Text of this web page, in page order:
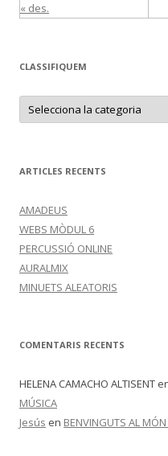
« des.
CLASSIFIQUEM
C
A
F
I
E
M
ARTICLES RECENTS
AMADEUS
WEBS MÒDUL 6
PERCUSSIÓ ONLINE
AURALMIX
MINUETS ALEATORIS
COMENTARIS RECENTS
HELENA CAMACHO ALTISENT
MÚSICA
Jesús en BENVINGUTS AL